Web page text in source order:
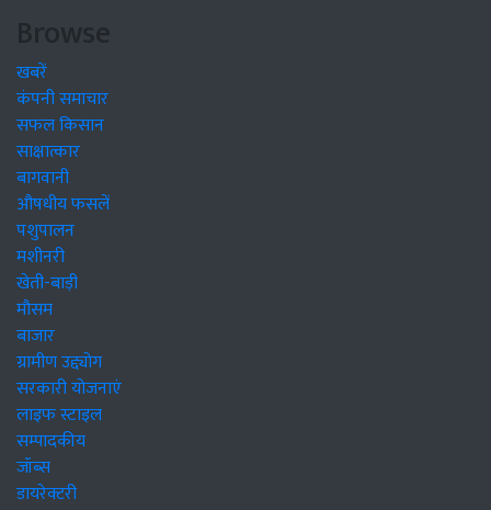
Browse
खबरें
कंपनी समाचार
सफल किसान
साक्षात्कार
बागवानी
औषधीय फसलें
पशुपालन
मशीनरी
खेती-बाड़ी
मौसम
बाजार
ग्रामीण उद्द्योग
सरकारी योजनाएं
लाइफ स्टाइल
सम्पादकीय
जॉब्स
डायरेक्टरी